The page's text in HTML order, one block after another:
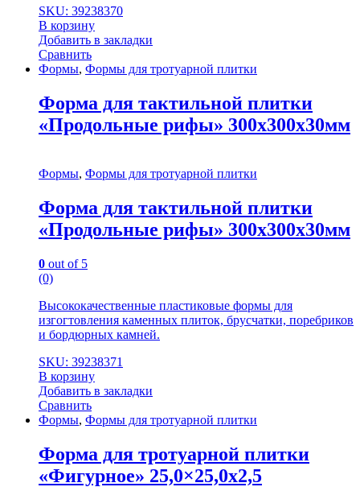
SKU: 39238370
В корзину
Добавить в закладки
Сравнить
Формы, Формы для тротуарной плитки
Форма для тактильной плитки
«Продольные рифы» 300х300х30мм
Формы, Формы для тротуарной плитки
Форма для тактильной плитки
«Продольные рифы» 300х300х30мм
0 out of 5
(0)
Высококачественные пластиковые формы для
изгогтовления каменных плиток, брусчатки, поребриков
и бордюрных камней.
SKU: 39238371
В корзину
Добавить в закладки
Сравнить
Формы, Формы для тротуарной плитки
Форма для тротуарной плитки
«Фигурное» 25,0×25,0x2,5